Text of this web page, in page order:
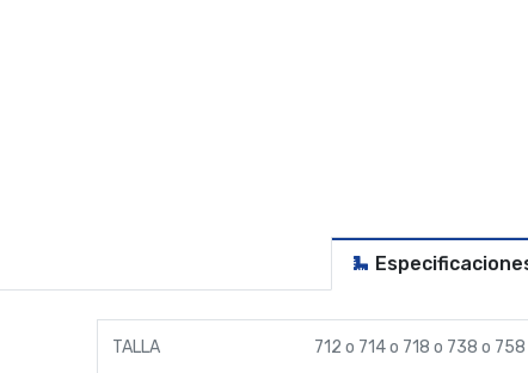
TALLA 712 o 714o 718 o 738 o 758